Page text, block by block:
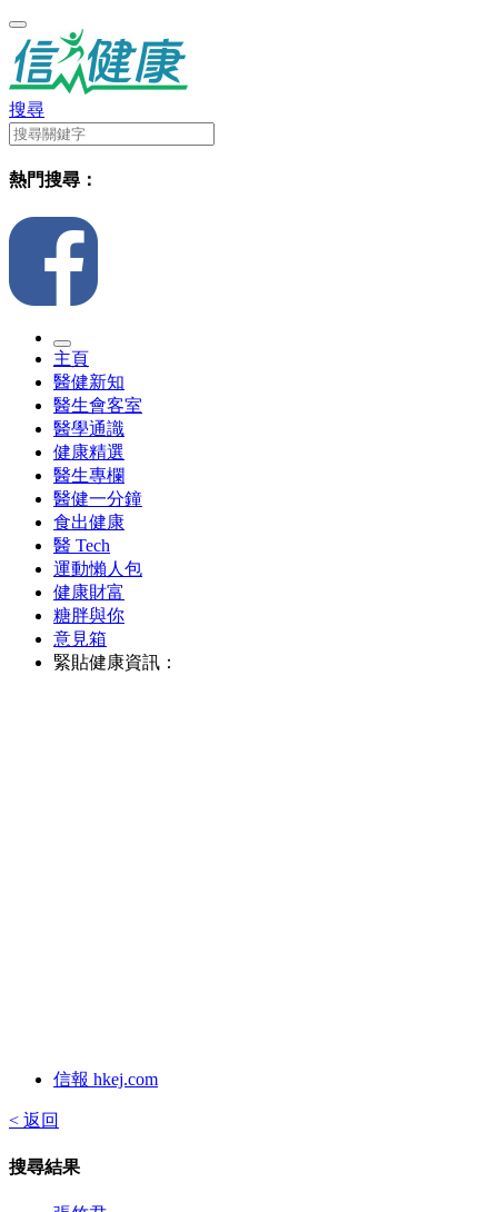
搜尋
熱門搜尋：
主頁
醫健新知
醫生會客室
醫學通識
健康精選
醫生專欄
醫健一分鐘
食出健康
醫 Tech
運動懶人包
健康財富
糖胖與你
意見箱
緊貼健康資訊：
信報 hkej.com
< 返回
搜尋結果